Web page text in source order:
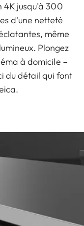
4K jusqu'à 300
d'une netteté
même
Plongez
à domicile –
du détail qui font